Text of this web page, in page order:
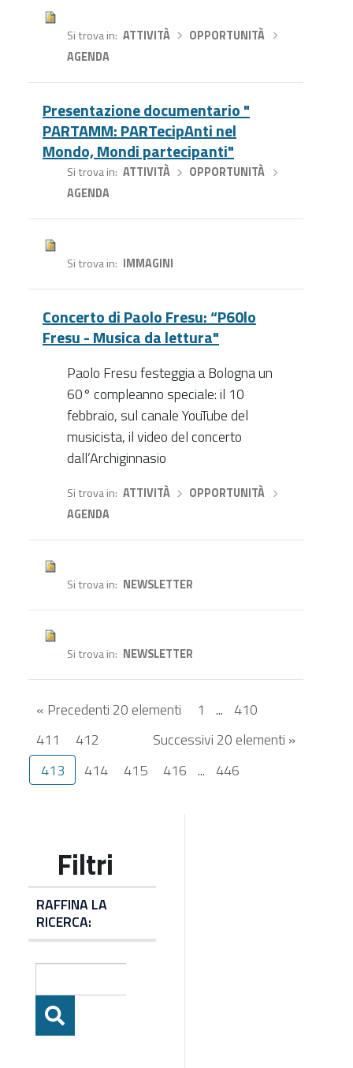
Si trova in ATTIVITÀ› OPPORTUNITÀ
AGENDA
Presentazione documentario "
PARTAMM: PARTecipAnti nel
Mondo, Mondi partecipanti"
Si trova in ATTIVITÀ› OPPORTUNITÀ
AGENDA
Si trova in IMMAGINI
Concerto di Paolo Fresu: “P60lo
Fresu - Musica da lettura"
Paolo Fresu festeggia a Bologna un
60° compleanno speciale: il 10
febbraio, sul canale YouTube del
musicista, il video del concerto
dall’Archiginnasio
Si trova in ATTIVITÀ› OPPORTUNITÀ
AGENDA
Si trova in NEWSLETTER
Si trova in NEWSLETTER
« Precedenti 20 elementi
Successivi 20 elementi »
1 ... 410
411
412
413
414 415 416 ... 446
RAFFINA LA
RICERCA: